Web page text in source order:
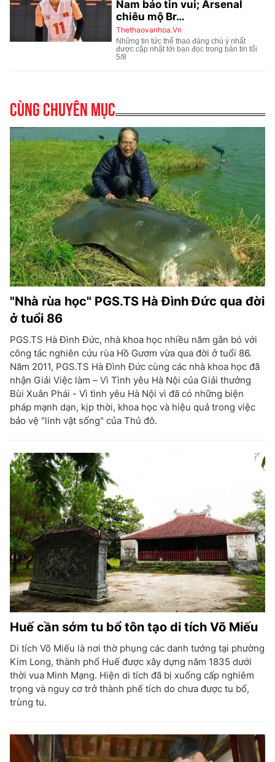
Cùng chuyên mục
"Nhà rùa học" PGS.TS Hà Đình Đức qua đời
ở tuổi 86
PGS.TS Hà Đình Đức, nhà khoa học nhiều năm gắn bó với
công tác nghiên cứu rùa Hồ Gươm vừa qua đời ở tuổi 86.
Năm 2011, PGS.TS Hà Đình Đức cùng các nhà khoa học đã
nhận Giải Việc làm – Vì Tình yêu Hà Nội của Giải thưởng
Bùi Xuân Phái - Vì tình yêu Hà Nội vì đã có những biện
pháp mạnh dạn, kịp thời, khoa học và hiệu quả trong việc
bảo vệ "linh vật sống" của Thủ đô.
Huế cần sớm tu bổ tôn tạo di tích Võ Miếu
Di tích Võ Miếu là nơi thờ phụng các danh tướng tại phường
Kim Long, thành phố Huế được xây dựng năm 1835 dưới
thời vua Minh Mạng. Hiện di tích đã bị xuống cấp nghiêm
trọng và nguy cơ trở thành phế tích do chưa được tu bổ,
trùng tu.